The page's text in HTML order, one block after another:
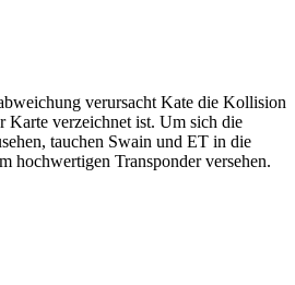
verursacht Kate die Kollision
Karte verzeichnet ist. Um sich die
tauchen Swain und ET in die
hochwertigen Transponder versehen.